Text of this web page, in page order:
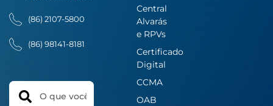
(86) 2107-5800
(86) 98141-8181
Search
Central
Alvarás
e RPVs
Certificado
Digital
CCMA
OAB